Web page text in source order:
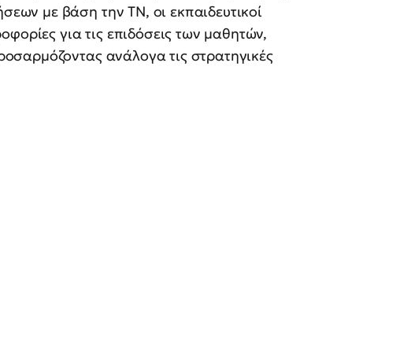
με βάση την ΤΝ, οι εκπαιδευτικοί
για τις επιδόσεις των μαθητών,
ανάλογα τις στρατηγικές